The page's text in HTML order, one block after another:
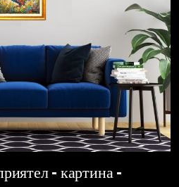
– картина –